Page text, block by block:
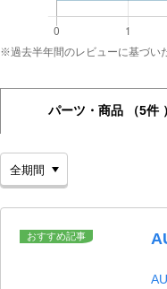
※過去半年間のレビューに基づい
パーツ・商品 （5件 ）
おすすめ記事